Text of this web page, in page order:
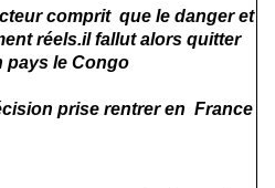
comprit que le danger et
réels.il fallut alors quitter
pays le Congo
prise rentrer en France